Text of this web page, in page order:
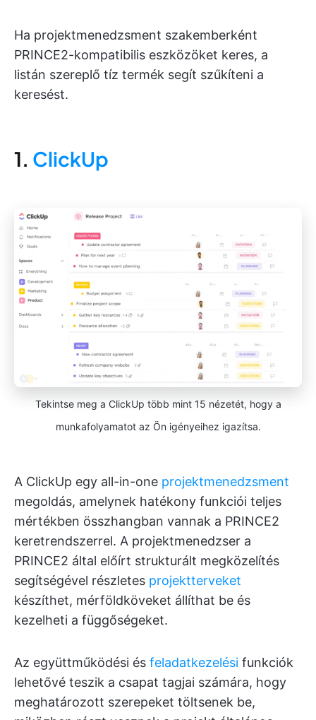
Ha projektmenedzsment szakemberként
PRINCE2-kompatibilis eszközöket keres, a
listán szereplő tíz termék segít szűkíteni a
keresést.
1. ClickUp
Tekintse meg a ClickUp több mint 15 nézetét, hogy a
munkafolyamatot az Ön igényeihez igazítsa.
A ClickUp egy all-in-one projektmenedzsment
megoldás, amelynek hatékony funkciói teljes
mértékben összhangban vannak a PRINCE2
keretrendszerrel. A projektmenedzser a
PRINCE2 által előírt strukturált megközelítés
segítségével részletes projektterveket
készíthet, mérföldköveket állíthat be és
kezelheti a függőségeket.
Az együttműködési és feladatkezelési funkciók
lehetővé teszik a csapat tagjai számára, hogy
meghatározott szerepeket töltsenek be,